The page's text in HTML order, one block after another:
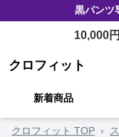
黒パンツ
10,000
クロフィット
新着商品
クロフィット TOP ›